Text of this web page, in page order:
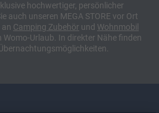
hochwertiger, persönlicher
auch unseren MEGA STORE vor Ort
an Camping Zubehör und Wohnmobil
Womo-Urlaub. In direkter Nähe finden